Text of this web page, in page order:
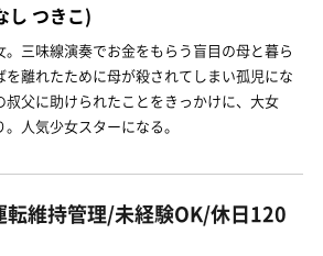
し つきこ)
三味線演奏でお金をもらう盲目の母と暮ら
を離れたために母が殺されてしまい孤児にな
叔父に助けられたことをきっかけに、大女
人気少女スターになる。
転維持管理/未経験OK/休日120